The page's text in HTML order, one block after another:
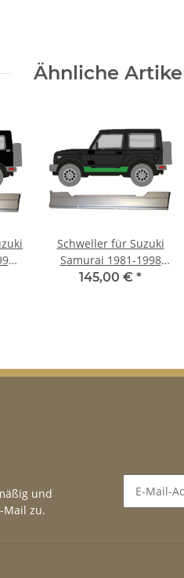
Ähnliche
Schweller für Suzuki
Samurai 1981-1998
links
145,00 € *
und
zu.